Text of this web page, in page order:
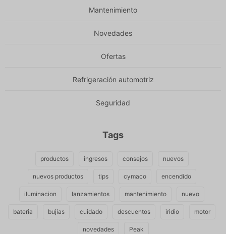
Mantenimiento
Novedades
Ofertas
Refrigeración automotriz
Seguridad
Tags
productos ingresos consejos nuevos
nuevos productos tips cymaco encendido
iluminacion lanzamientos mantenimiento nuevo
bateria bujias cuidado descuentos iridio motor
novedades Peak